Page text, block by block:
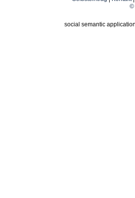
©
social semantic